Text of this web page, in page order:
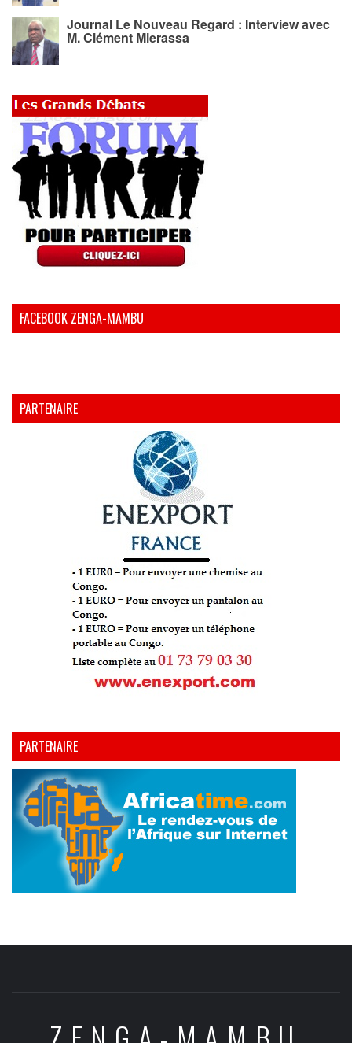
Journal Le Nouveau Regard : Interview avec
M. Clément Mierassa
FACEBOOK ZENGA-MAMBU
PARTENAIRE
PARTENAIRE